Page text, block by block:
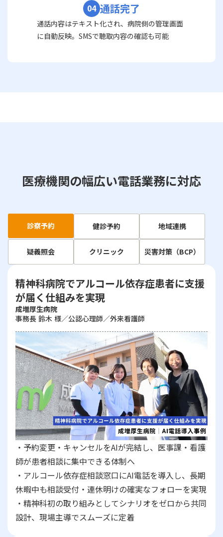
04 通話完了
通話内容はテキスト化され、病院側の管理画面
に自動反映。SMSで聴取内容の確認も可能
医療機関の幅広い電話業務に対応
診察予約 健診予約 地域連携
疑義照会 クリニック 災害対策（BCP）
精神科病院でアルコール依存症患者に支援
が届く仕組みを実現
成増厚生病院
事務長 鈴木 様／公認心理師／外来看護師
・予約変更・キャンセルをAIが完結し、医事課・看護
師が患者相談に集中できる体制へ
・アルコール依存症相談窓口にAI電話を導入し、長期
休暇中も相談受付・連休明けの確実なフォローを実現
・精神科初の取り組みとしてシナリオをゼロから共同
設計、現場主導でスムーズに定着